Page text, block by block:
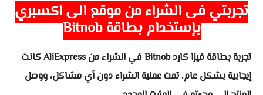
تجربتي في الشراء من موقع الي اكسبري
بإستخدام بطاقة Bitnob
تجربة بطاقة فيزا كارد Bitnob في الشراء من AliExpress كانت
إيجابية بشكل عام. تمت عملية الشراء دون أي مشاكل، ووصل